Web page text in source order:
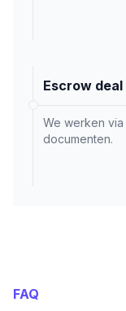
Escrow deal
We werken via
documenten.
FAQ